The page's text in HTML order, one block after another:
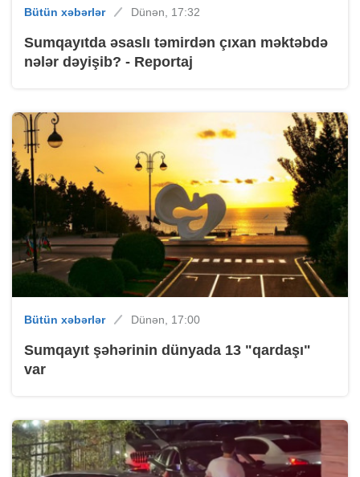
Bütün xəbərlər Dünən, 17:32
Sumqayıtda əsaslı təmirdən çıxan məktəbdə
nələr dəyişib? - Reportaj
Bütün xəbərlər Dünən, 17:00
Sumqayıt şəhərinin dünyada 13 "qardaşı"
var